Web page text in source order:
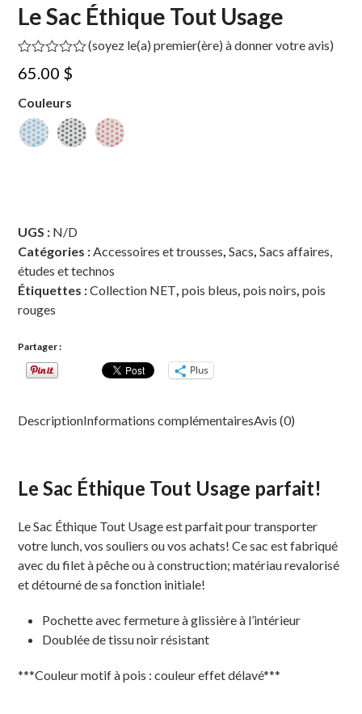
Le Sac Éthique Tout Usage
0
5
(soyez le(a) premier(ère) à donner votre avis)
65.00 $
Couleurs
UGS : N/D
Catégories :Accessoires et trousses,Sacs,Sacs affaires,
études et technos
Étiquettes :Collection NET,pois bleus,pois noirs,pois
rouges
Partager :
Plus
DescriptionInformations complémentairesAvis (0)
Le Sac Éthique Tout Usage parfait!
Le Sac Éthique Tout Usage est parfait pour transporter
votre lunch, vos souliers ou vos achats! Ce sac est fabriqué
avec du filet à pêche ou à construction; matériau revalorisé
et détourné de sa fonction initiale!
Pochette avec fermeture à glissière à l’intérieur
Doublée de tissu noir résistant
***Couleur motif à pois : couleur effet délavé***